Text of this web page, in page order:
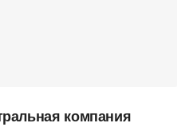
компания